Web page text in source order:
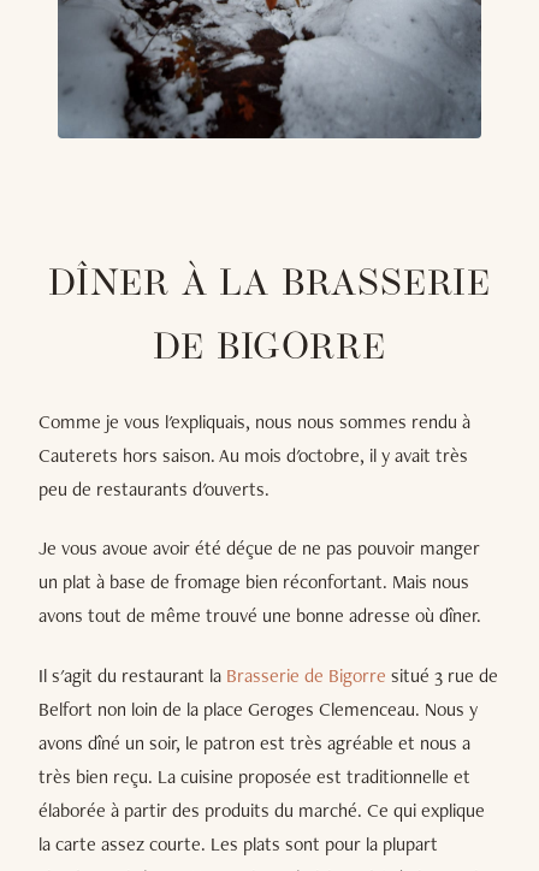
DÎNER À LA BRASSERIE
DE BIGORRE
Comme je vous l'expliquais, nous nous sommes rendu à
Cauterets hors saison. Au mois d'octobre, il y avait très
peu de restaurants d'ouverts.
Je vous avoue avoir été déçue de ne pas pouvoir manger
un plat à base de fromage bien réconfortant. Mais nous
avons tout de même trouvé une bonne adresse où dîner.
Il s'agit du restaurant la Brasserie de Bigorre situé 3 rue de
Belfort non loin de la place Geroges Clemenceau. Nous y
avons dîné un soir, le patron est très agréable et nous a
très bien reçu. La cuisine proposée est traditionnelle et
élaborée à partir des produits du marché. Ce qui explique
la carte assez courte. Les plats sont pour la plupart